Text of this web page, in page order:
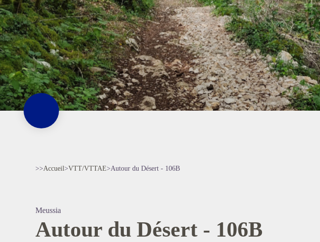
>>Accueil>VTT/VTTAE>Autour du Désert - 106B
Meussia
Autour du Désert - 106B